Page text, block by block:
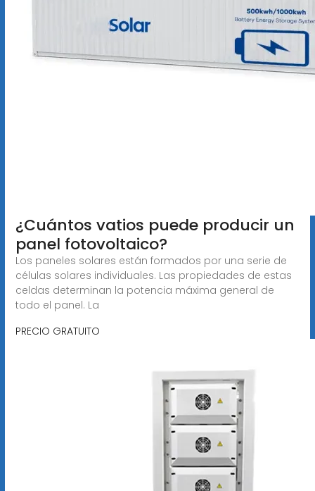
¿Cuántos vatios puede producir un
panel fotovoltaico?
Los paneles solares están formados por una serie de
células solares individuales. Las propiedades de estas
celdas determinan la potencia máxima general de
todo el panel. La
PRECIO GRATUITO